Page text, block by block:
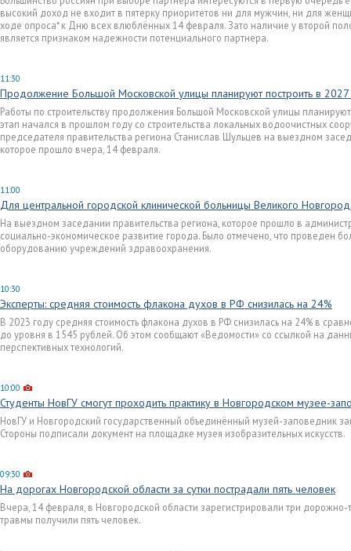
высокий доход не входит в пятерку приоритетов ни для мужчин, ни для
ходе опроса* к Дню всех влюблённых 14 февраля. Зато наличие у второй
является признаком надежности потенциального партнера.
11:30
Продолжение Большой Московской улицы планируют построить в 2027
Работы по строительству продолжения Большой Московской улицы
этап начался в прошлом году со строительства локальных водоочистных
председателя правительства региона Станислав Шульцев на выездном
которое прошло вчера, 14 февраля.
11:00
Для центральной городской клинической больницы Великого
На выездном заседании правительства региона, которое прошло в
социально-экономическое развитие города. Было отмечено, что проведен
оборудованию учреждений здравоохранения.
10:30
Эксперты: средняя стоимость флакона духов в РФ снизилась на 24%
В 2023 году средняя стоимость флакона духов в РФ снизилась на 24% в
до уровня в 1545 рублей. Об этом сообщают «Ведомости» со ссылкой на
перспективных технологий.
10:00
Студенты НовГУ смогут проходить практику в Новгородском музее-
НовГУ и Новгородский государственный объединённый музей-заповедник
Стороны подписали документ на площадке музея изобразительных искусств.
09:30
На дорогах Новгородской области за сутки пострадали пять человек
Вчера, 14 февраля, в Новгородской области зарегистрировали три
травмы получили пять человек.